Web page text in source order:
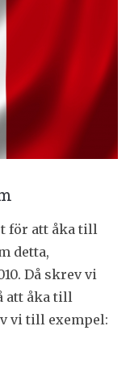
för att åka till
detta,
Då skrev vi
att åka till
vi till exempel: